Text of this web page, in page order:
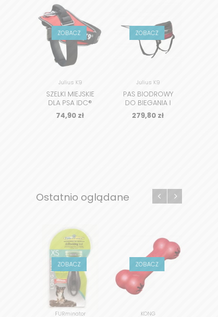
ZOBACZ
Julius K9
SZELKI MIEJSKIE
DLA PSA IDC®
POWER 2.0
74,90 zł
ZOBACZ
Julius K9
PAS BIODROWY
DO BIEGANIA I
TREKKINGU Z
PSEM JK9® SPEED
279,80 zł
Ostatnio oglądane
ZOBACZ
FURminator
ZOBACZ
KONG